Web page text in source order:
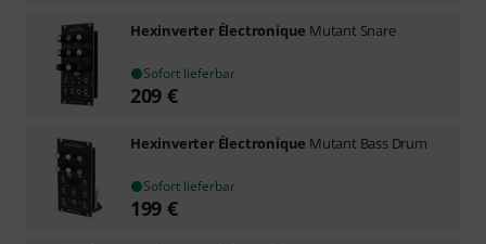
Hexinverter Électronique Mutant Snare
Sofort lieferbar
209 €
Hexinverter Électronique Mutant Bass Drum
Sofort lieferbar
199 €